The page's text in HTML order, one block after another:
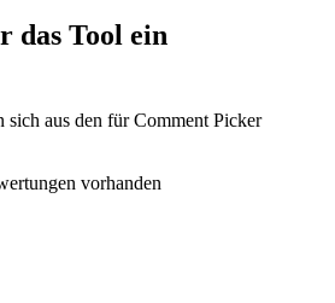
das Tool ein
sich aus den für Comment Picker
vorhanden